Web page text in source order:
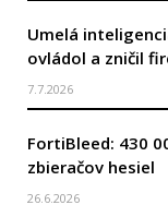
Umelá
ovládol a zničil
7.7.2026
FortiBleed: 430
zbieračov hesiel
26.6.2026